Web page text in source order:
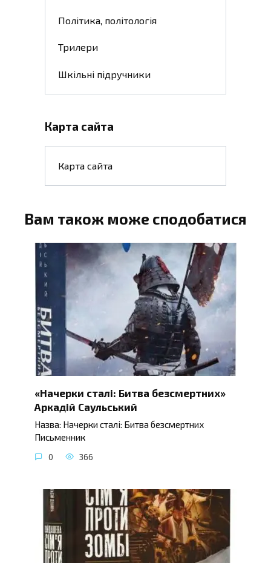
Політика, політологія
Трилери
Шкільні підручники
Карта сайта
Карта сайта
Вам також може сподобатися
«Начерки сталі: Битва безсмертних»
Аркадій Саульський
Назва: Начерки сталі: Битва безсмертних
Письменник
0 366